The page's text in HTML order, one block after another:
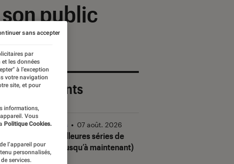
public
plus récents
Les meilleures séries de
2026 (jusqu’à maintenant)
Séries • 07 août. 2026
par
les données
à l’exception
votre navigation
site, et pour
informations,
Vous
Politique Cookies.
l’appareil pour
personnalisés,
services.
sans accepter